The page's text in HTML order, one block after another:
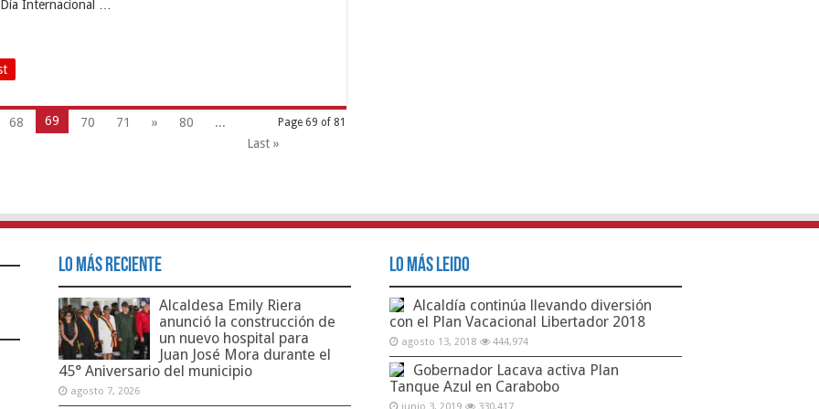
Internacional …
Page 69 of 81
68 69 70 71 » 80
...
Last »
Lo Más Reciente
Alcaldesa Emily Riera
anunció la construcción de
un nuevo hospital para
Juan José Mora durante el
45° Aniversario del municipio
agosto 7, 2026
Lo Más Leido
Alcaldía continúa llevando diversión
con el Plan Vacacional Libertador 2018
agosto 13, 2018 444,974
Gobernador Lacava activa Plan
Tanque Azul en Carabobo
junio 3, 2019 330,417